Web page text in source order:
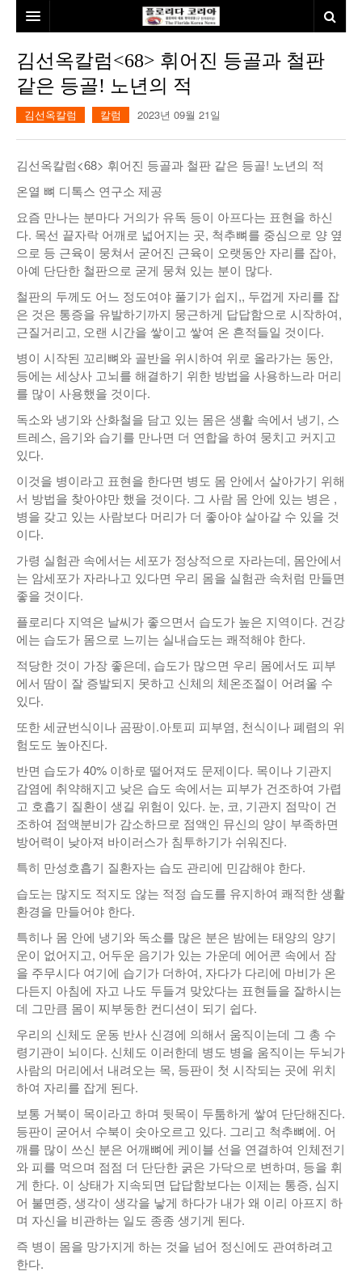
본사소개
뉴스
김명열칼럼
이명덕칼럼
김원동칼럼
본보특집
100인선/독자광장
독자광장
인근여행지
낚시/비치
골프
인터뷰/탐방
김선옥칼럼<68> 휘어진 등골과 철판
같은 등골! 노년의 적
김선옥칼럼 칼럼 2023년 09월 21일
김선옥칼럼<68> 휘어진 등골과 철판 같은 등골! 노년의 적
온열 뼈 디톡스 연구소 제공
요즘 만나는 분마다 거의가 유독 등이 아프다는 표현을 하신
다. 목선 끝자락 어깨로 넓어지는 곳, 척추뼈를 중심으로 양 옆
으로 등 근육이 뭉쳐서 굳어진 근육이 오랫동안 자리를 잡아,
아예 단단한 철판으로 굳게 뭉쳐 있는 분이 많다.
철판의 두께도 어느 정도여야 풀기가 쉽지,, 두껍게 자리를 잡
은 것은 통증을 유발하기까지 뭉근하게 답답함으로 시작하여,
근질거리고, 오랜 시간을 쌓이고 쌓여 온 흔적들일 것이다.
병이 시작된 꼬리뼈와 골반을 위시하여 위로 올라가는 동안,
등에는 세상사 고뇌를 해결하기 위한 방법을 사용하느라 머리
를 많이 사용했을 것이다.
독소와 냉기와 산화철을 담고 있는 몸은 생활 속에서 냉기, 스
트레스, 음기와 습기를 만나면 더 연합을 하여 뭉치고 커지고
있다.
이것을 병이라고 표현을 한다면 병도 몸 안에서 살아가기 위해
서 방법을 찾아야만 했을 것이다. 그 사람 몸 안에 있는 병은 ,
병을 갖고 있는 사람보다 머리가 더 좋아야 살아갈 수 있을 것
이다.
가령 실험관 속에서는 세포가 정상적으로 자라는데, 몸안에서
는 암세포가 자라나고 있다면 우리 몸을 실험관 속처럼 만들면
좋을 것이다.
플로리다 지역은 날씨가 좋으면서 습도가 높은 지역이다. 건강
에는 습도가 몸으로 느끼는 실내습도는 쾌적해야 한다.
적당한 것이 가장 좋은데, 습도가 많으면 우리 몸에서도 피부
에서 땀이 잘 증발되지 못하고 신체의 체온조절이 어려울 수
있다.
또한 세균번식이나 곰팡이.아토피 피부염, 천식이나 폐렴의 위
험도도 높아진다.
반면 습도가 40% 이하로 떨어져도 문제이다. 목이나 기관지
감염에 취약해지고 낮은 습도 속에서는 피부가 건조하여 가렵
고 호흡기 질환이 생길 위험이 있다. 눈, 코, 기관지 점막이 건
조하여 점액분비가 감소하므로 점액인 뮤신의 양이 부족하면
방어력이 낮아져 바이러스가 침투하기가 쉬워진다.
특히 만성호흡기 질환자는 습도 관리에 민감해야 한다.
습도는 많지도 적지도 않는 적정 습도를 유지하여 쾌적한 생활
환경을 만들어야 한다.
특히나 몸 안에 냉기와 독소를 많은 분은 밤에는 태양의 양기
운이 없어지고, 어두운 음기가 있는 가운데 에어콘 속에서 잠
을 주무시다 여기에 습기가 더하여, 자다가 다리에 마비가 온
다든지 아침에 자고 나도 두들겨 맞았다는 표현들을 잘하시는
데 그만큼 몸이 찌부둥한 컨디션이 되기 쉽다.
우리의 신체도 운동 반사 신경에 의해서 움직이는데 그 총 수
령기관이 뇌이다. 신체도 이러한데 병도 병을 움직이는 두뇌가
사람의 머리에서 내려오는 목, 등판이 첫 시작되는 곳에 위치
하여 자리를 잡게 된다.
보통 거북이 목이라고 하며 뒷목이 두툼하게 쌓여 단단해진다.
등판이 굳어서 수북이 솟아오르고 있다. 그리고 척추뼈에. 어
깨를 많이 쓰신 분은 어깨뼈에 케이블 선을 연결하여 인체전기
와 피를 먹으며 점점 더 단단한 굵은 가닥으로 변하며, 등을 휘
게 한다. 이 상태가 지속되면 답답함보다는 이제는 통증, 심지
어 불면증, 생각이 생각을 낳게 하다가 내가 왜 이리 아프지 하
며 자신을 비관하는 일도 종종 생기게 된다.
즉 병이 몸을 망가지게 하는 것을 넘어 정신에도 관여하려고
한다.